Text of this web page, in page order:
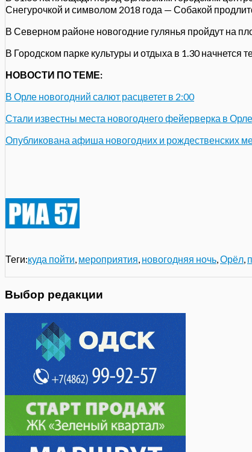
Снегурочкой и символом 2018 года — Собакой
В Северном районе новогодние гулянья пройдут на
В Городском парке культуры и отдыха в 1.30 начнется
НОВОСТИ ПО ТЕМЕ:
В Орле новогодний салют расцветет в 2:00
Стали известны места новогоднего фейерверка в Орле
Опубликована афиша новогодних и рождественских
Теги:куда пойти мероприятия новогодняя ночь Орёл
Выбор редакции